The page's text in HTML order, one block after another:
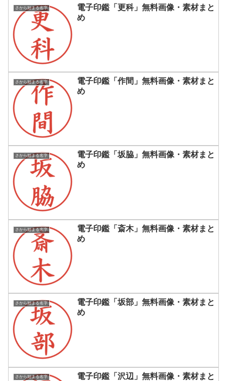
さから始まる名字
電子印鑑「更科」無料画像・素材まと
め
さから始まる名字
電子印鑑「作間」無料画像・素材まと
め
さから始まる名字
電子印鑑「坂脇」無料画像・素材まと
め
さから始まる名字
電子印鑑「斎木」無料画像・素材まと
め
さから始まる名字
電子印鑑「坂部」無料画像・素材まと
め
さから始まる名字
電子印鑑「沢辺」無料画像・素材まと